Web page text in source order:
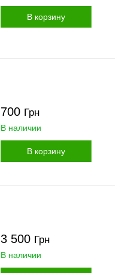
В корзину
700 Грн
В наличии
В корзину
3 500 Грн
В наличии